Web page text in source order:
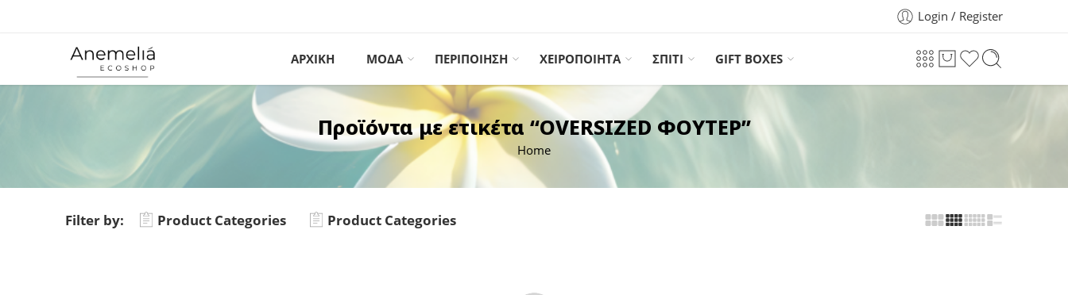
Login / Register
ΑΡΧΙΚΗ ΜΟΔΑ ΠΕΡΙΠΟΙΗΣΗ ΧΕΙΡΟΠΟΙΗΤΑ ΣΠΙΤΙ GIFT BOXES
Προϊόντα με ετικέτα “OVERSIZED ΦΟΥΤΕΡ”
Home
Filter by: Product Categories Product Categories